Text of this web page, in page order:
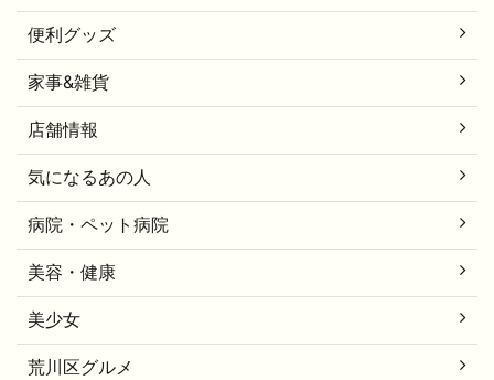
便利グッズ
家事&雑貨
店舗情報
気になるあの人
病院・ペット病院
美容・健康
美少女
荒川区グルメ